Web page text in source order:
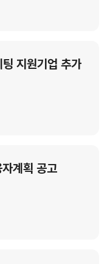
지원기업 추가
계획 공고